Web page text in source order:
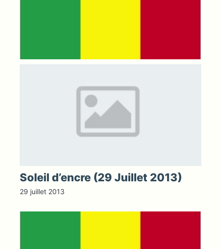
Soleil d’encre (29 Juillet 2013)
29 juillet 2013